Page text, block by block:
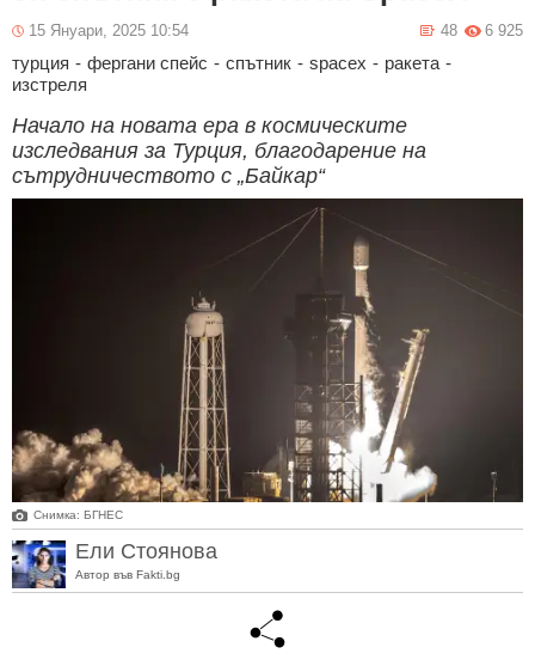
15 Януари, 2025 10:54 6 925
48
турция - фергани спейс - спътник - spacex - ракета -
изстреля
Начало на новата ера в космическите
изследвания за Турция, благодарение на
сътрудничеството с „Байкар“
Снимкa: БГНЕС
Ели Стоянова
Автор във Fakti.bg